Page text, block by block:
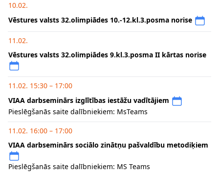
10.02.
Vēstures valsts 32.olimpiādes 10.-12.kl.3.posma norise
11.02.
Vēstures valsts 32.olimpiādes 9.kl.3.posma II kārtas norise
11.02. 15:30 – 17:00
VIAA darbseminārs izglītības iestāžu vadītājiem
Pieslēgšanās saite dalībniekiem: MsTeams
11.02. 16:00 – 17:00
VIAA darbseminārs sociālo zinātņu pašvaldību metodiķiem
Pieslēgšanās saite dalībniekiem: MS Teams